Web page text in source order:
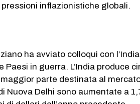
inflazionistiche globali.
ha avviato colloqui con
in guerra. L’India produce
parte destinata al
Nuova Delhi sono aumentate a